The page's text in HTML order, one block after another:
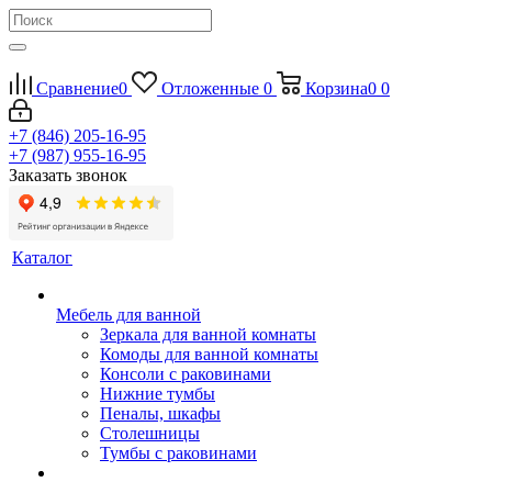
Сравнение0 Отложенные 0 Корзина0 0
+7 (846) 205-16-95
+7 (987) 955-16-95
Заказать звонок
Каталог
Мебель для ванной
Зеркала для ванной комнаты
Комоды для ванной комнаты
Консоли с раковинами
Нижние тумбы
Пеналы, шкафы
Столешницы
Тумбы с раковинами